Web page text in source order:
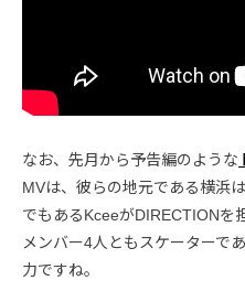
なお、先月から予告編のような
MVは、彼らの地元である横浜
でもあるKceeがDIRECTIONを
メンバー4人ともスケーターで
力ですね。